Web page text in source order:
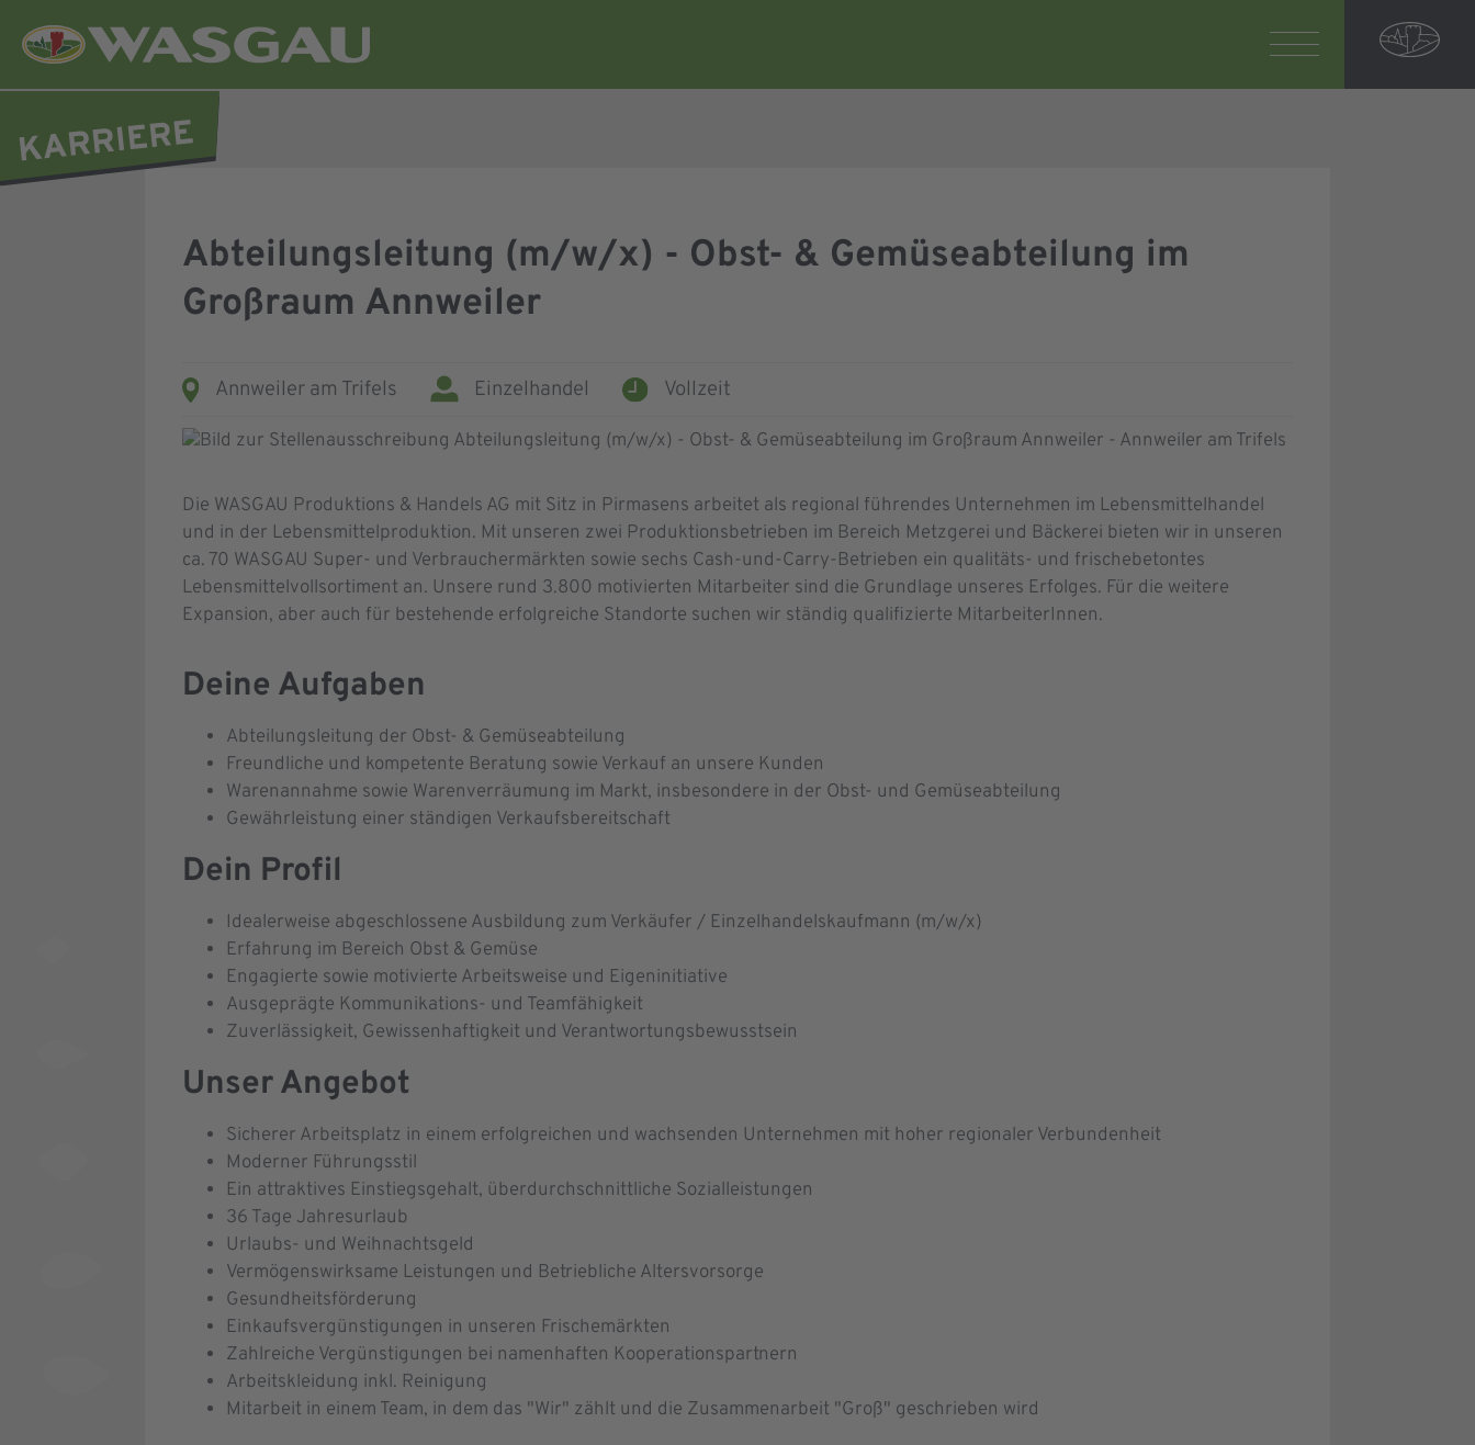
Abteilungsleitung (m/w/x) - Obst- & Gemüseabteilung im
Großraum Annweiler
Annweiler am Trifels Einzelhandel Vollzeit
Die WASGAU Produktions & Handels AG mit Sitz in Pirmasens arbeitet als regional führendes Unternehmen im Lebensmittelhandel
und in der Lebensmittelproduktion. Mit unseren zwei Produktionsbetrieben im Bereich Metzgerei und Bäckerei bieten wir in unseren
ca. 70 WASGAU Super- und Verbrauchermärkten sowie sechs Cash-und-Carry-Betrieben ein qualitäts- und frischebetontes
Lebensmittelvollsortiment an. Unsere rund 3.800 motivierten Mitarbeiter sind die Grundlage unseres Erfolges. Für die weitere
Expansion, aber auch für bestehende erfolgreiche Standorte suchen wir ständig qualifizierte MitarbeiterInnen.
Deine Aufgaben
Abteilungsleitung der Obst- & Gemüseabteilung
Freundliche und kompetente Beratung sowie Verkauf an unsere Kunden
Warenannahme sowie Warenverräumung im Markt, insbesondere in der Obst- und Gemüseabteilung
Gewährleistung einer ständigen Verkaufsbereitschaft
Dein Profil
Idealerweise abgeschlossene Ausbildung zum Verkäufer / Einzelhandelskaufmann (m/w/x)
Erfahrung im Bereich Obst & Gemüse
Engagierte sowie motivierte Arbeitsweise und Eigeninitiative
Ausgeprägte Kommunikations- und Teamfähigkeit
Zuverlässigkeit, Gewissenhaftigkeit und Verantwortungsbewusstsein
Unser Angebot
Sicherer Arbeitsplatz in einem erfolgreichen und wachsenden Unternehmen mit hoher regionaler Verbundenheit
Moderner Führungsstil
Ein attraktives Einstiegsgehalt, überdurchschnittliche Sozialleistungen
36 Tage Jahresurlaub
Urlaubs- und Weihnachtsgeld
Vermögenswirksame Leistungen und Betriebliche Altersvorsorge
Gesundheitsförderung
Einkaufsvergünstigungen in unseren Frischemärkten
Zahlreiche Vergünstigungen bei namenhaften Kooperationspartnern
Arbeitskleidung inkl. Reinigung
Mitarbeit in einem Team, in dem das "Wir" zählt und die Zusammenarbeit "Groß" geschrieben wird